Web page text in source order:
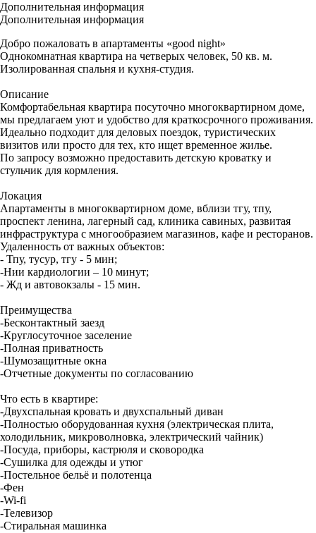
Дополнительная информация
Дополнительная информация
Добро пожаловать в апартаменты «good night»
Однокомнатная квартира на четверых человек, 50 кв. м.
Изолированная спальня и кухня-студия.
Описание
Комфортабельная квартира посуточно многоквартирном доме,
мы предлагаем уют и удобство для краткосрочного проживания.
Идеально подходит для деловых поездок, туристических
визитов или просто для тех, кто ищет временное жилье.
По запросу возможно предоставить детскую кроватку и
стульчик для кормления.
Локация
Апартаменты в многоквартирном доме, вблизи тгу, тпу,
проспект ленина, лагерный сад, клиника савиных, развитая
инфраструктура с многообразием магазинов, кафе и ресторанов.
Удаленность от важных объектов:
- Тпу, тусур, тгу - 5 мин;
-Нии кардиологии – 10 минут;
- Жд и автовокзалы - 15 мин.
Преимущества
-Бесконтактный заезд
-Круглосуточное заселение
-Полная приватность
-Шумозащитные окна
-Отчетные документы по согласованию
Что есть в квартире:
-Двухспальная кровать и двухспальный диван
-Полностью оборудованная кухня (электрическая плита,
холодильник, микроволновка, электрический чайник)
-Посуда, приборы, кастрюля и сковородка
-Сушилка для одежды и утюг
-Постельное бельё и полотенца
-Фен
-Wi-fi
-Телевизор
-Стиральная машинка